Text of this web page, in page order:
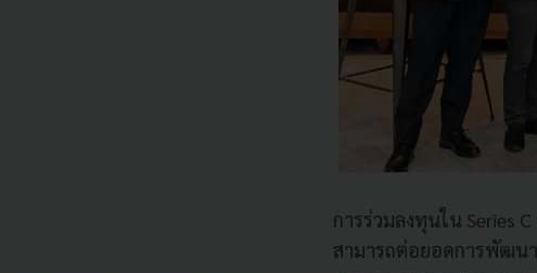
การร่วมลงทุนใน Series
สามารถต่อยอดการพัฒน